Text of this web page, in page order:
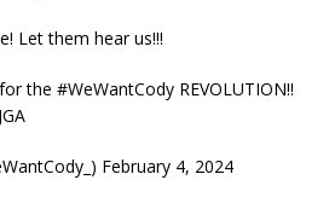
Let them hear us!!!
the #WeWantCody REVOLUTION!!
February 4, 2024